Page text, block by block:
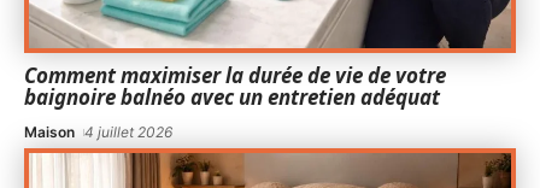
Comment maximiser la durée de vie de votre
baignoire balnéo avec un entretien adéquat
Maison 4 juillet 2026